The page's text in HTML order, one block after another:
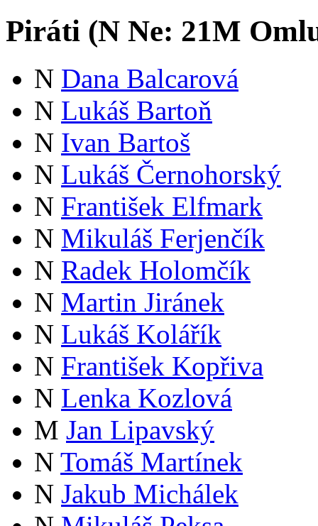
Piráti (N Ne: 21M
N Dana Balcarová
N Lukáš Bartoň
N Ivan Bartoš
N Lukáš Černohorský
N František Elfmark
N Mikuláš Ferjenčík
N Radek Holomčík
N Martin Jiránek
N Lukáš Kolářík
N František Kopřiva
N Lenka Kozlová
M Jan Lipavský
N Tomáš Martínek
N Jakub Michálek